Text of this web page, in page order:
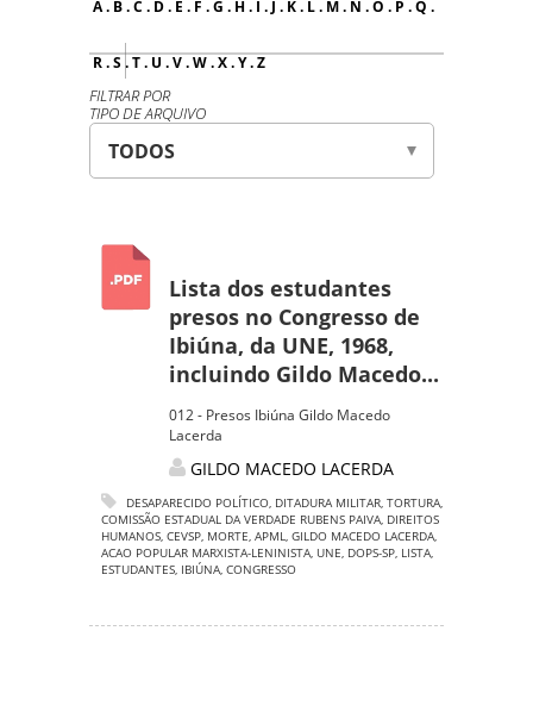
A. B.C . D. E . F .G . H. I . J . K. L. M. N .O . P .Q .
R.S .T. U .V.W.X.Y.Z
FILTRAR POR
TIPO DE ARQUIVO
Lista dos estudantes
presos no Congresso de
Ibiúna, da UNE, 1968,
incluindo Gildo Macedo...
012 - Presos Ibiúna Gildo Macedo
Lacerda
GILDO MACEDO LACERDA
DESAPARECIDO POLÍTICO, DITADURA MILITAR, TORTURA,
COMISSÃO ESTADUAL DA VERDADE RUBENS PAIVA, DIREITOS
HUMANOS, CEVSP, MORTE, APML, GILDO MACEDO LACERDA,
ACAO POPULAR MARXISTA-LENINISTA, UNE, DOPS-SP, LISTA,
ESTUDANTES, IBIÚNA, CONGRESSO